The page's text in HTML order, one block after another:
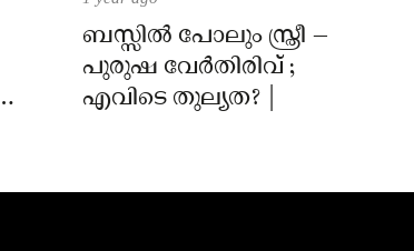
ബസ്സിൽ പോലും സ്ത്രീ –
പുരുഷ വേർതിരിവ് ;
എവിടെ തുല്യത? |